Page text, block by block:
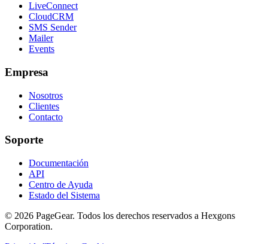
LiveConnect
CloudCRM
SMS Sender
Mailer
Events
Empresa
Nosotros
Clientes
Contacto
Soporte
Documentación
API
Centro de Ayuda
Estado del Sistema
© 2026 PageGear. Todos los derechos reservados a Hexgons
Corporation.